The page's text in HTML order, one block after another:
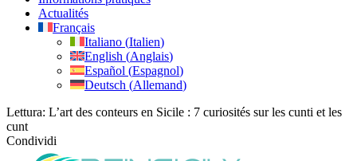
Actualités
Français
Italiano (Italien)
English (Anglais)
Español (Espagnol)
Deutsch (Allemand)
Lettura: L’art des conteurs en Sicile : 7 curiosités sur les cunti et les
cunt
Condividi